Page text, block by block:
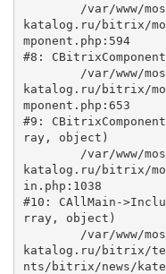
katalog.ru/bitrix/
mponent.php:594
#8:
katalog.ru/bitrix/
mponent.php:653
#9:
ray, object)
katalog.ru/bitrix/
in.php:1038
#10: CAllMain-
rray, object)
katalog.ru/bitrix/
nts/bitrix/news/